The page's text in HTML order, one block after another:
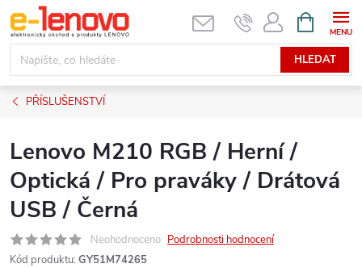
Přejít
na
obsah
HLEDAT
NÁKUPNÍ
KOŠÍK
PŘÍSLUŠENSTVÍ
Lenovo M210 RGB / Herní /
Optická / Pro praváky / Drátová
USB / Černá
Neohodnoceno Podrobnosti hodnocení
Kód produktu: GY51M74265